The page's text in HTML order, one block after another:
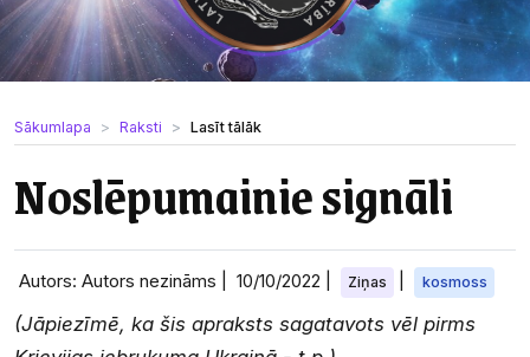
Sākumlapa Raksti Lasīt tālāk
Noslēpumainie signāli
Autors: Autors nezināms | 10/10/2022 Ziņas kosmoss
(Jāpiezīmē, ka šis apraksts sagatavots vēl pirms